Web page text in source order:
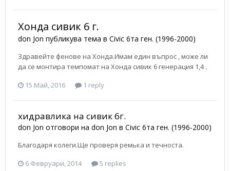
Хонда сивик 6 г.
don Jon публикува тема в Civic 6та ген. (1996-2000)
Здравейте фенове на Хонда.Имам един въпрос , може ли
да се монтира темпомат на Хонда сивик 6 генерация 1,4 .
15 Май, 2016
1 reply
хидравлика на сивик 6г.
don Jon отговори на don Jon в Civic 6та ген. (1996-2000)
Благодаря колеги.Ще проверя ремька и течноста.
6 Февруари, 2014
5 replies